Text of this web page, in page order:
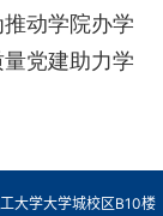
动学院办学
党建助力学
大学大学城校区B10楼